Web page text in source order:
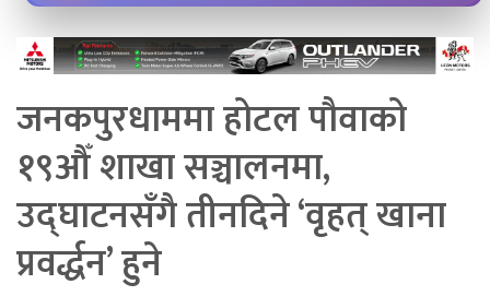
जनकपुरधाममा होटल पौवाको
१९औँ शाखा सञ्चालनमा,
उद्घाटनसँगै तीनदिने ‘वृहत् खाना
प्रवर्द्धन’ हुने